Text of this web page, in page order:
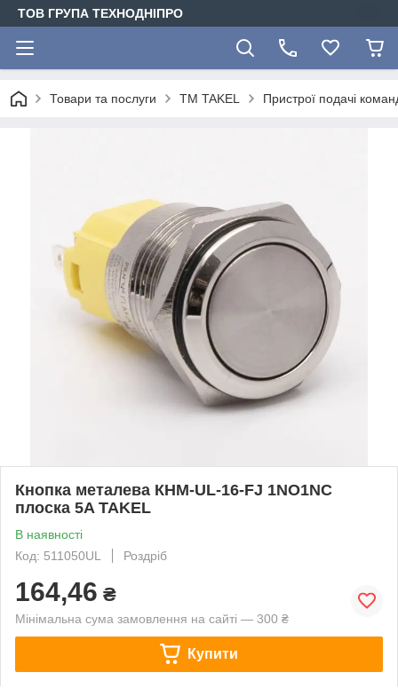
ТОВ ГРУПА ТЕХНОДНІПРО
Товари та послуги TM TAKEL Пристрої подачі
Кнопка металева КНМ-UL-16-FJ 1NO1NC
плоска 5A TAKEL
В наявності
Код: 511050UL
Роздріб
164,46 ₴
Мінімальна сума замовлення на сайті — 300 ₴
Купити